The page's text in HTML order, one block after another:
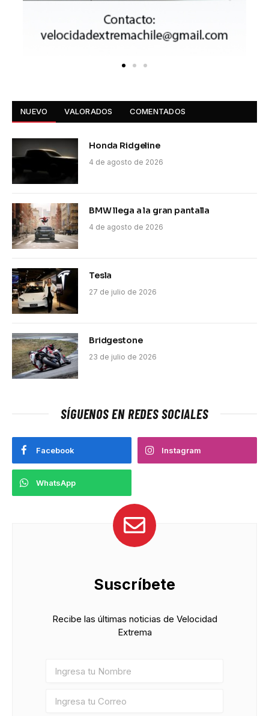
NUEVO VALORADOS COMENTADOS
Honda Ridgeline
4 de agosto de 2026
BMW llega a la gran pantalla
4 de agosto de 2026
Tesla
27 de julio de 2026
Bridgestone
23 de julio de 2026
SÍGUENOS EN REDES SOCIALES
Facebook Instagram
WhatsApp
Suscríbete
Recibe las últimas noticias de Velocidad
Extrema